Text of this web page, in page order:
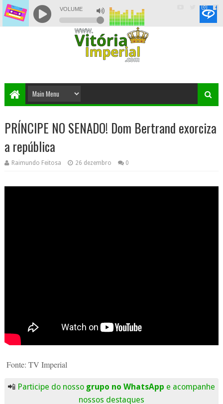
PRÍNCIPE NO SENADO! Dom Bertrand exorciza
a república
Raimundo Feitosa 26 dezembro 0
Fonte: TV Imperial
📲 Participe do nosso grupo no WhatsApp e acompanhe
nossos destaques